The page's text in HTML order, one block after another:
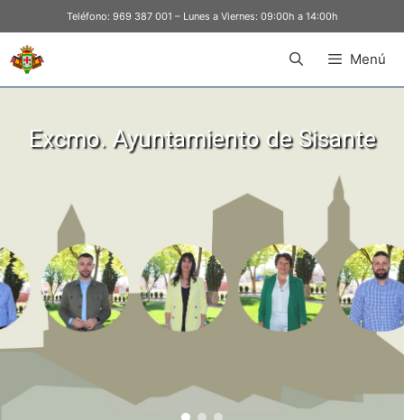
Teléfono: 969 387 001 – Lunes a Viernes: 09:00h a 14:00h
Menú
Excmo. Ayuntamiento de Sisante